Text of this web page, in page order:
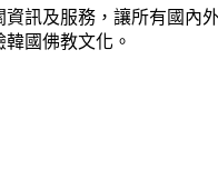
訊及服務，讓所有國
國佛教文化。